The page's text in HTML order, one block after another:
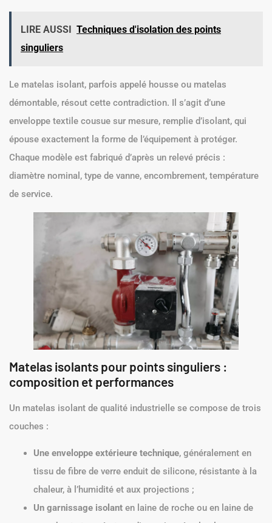
LIRE AUSSI
Techniques d'isolation des points
singuliers
Le matelas isolant, parfois appelé housse ou matelas
démontable, résout cette contradiction. Il s’agit d’une
enveloppe textile cousue sur mesure, remplie d’isolant, qui
épouse exactement la forme de l’équipement à protéger.
Chaque modèle est fabriqué d’après un relevé précis :
diamètre nominal, type de vanne, encombrement, température
de service.
Matelas isolants pour points singuliers :
composition et performances
Un matelas isolant de qualité industrielle se compose de trois
couches :
Une enveloppe extérieure technique, généralement en
tissu de fibre de verre enduit de silicone, résistante à la
chaleur, à l’humidité et aux projections ;
Un garnissage isolant en laine de roche ou en laine de